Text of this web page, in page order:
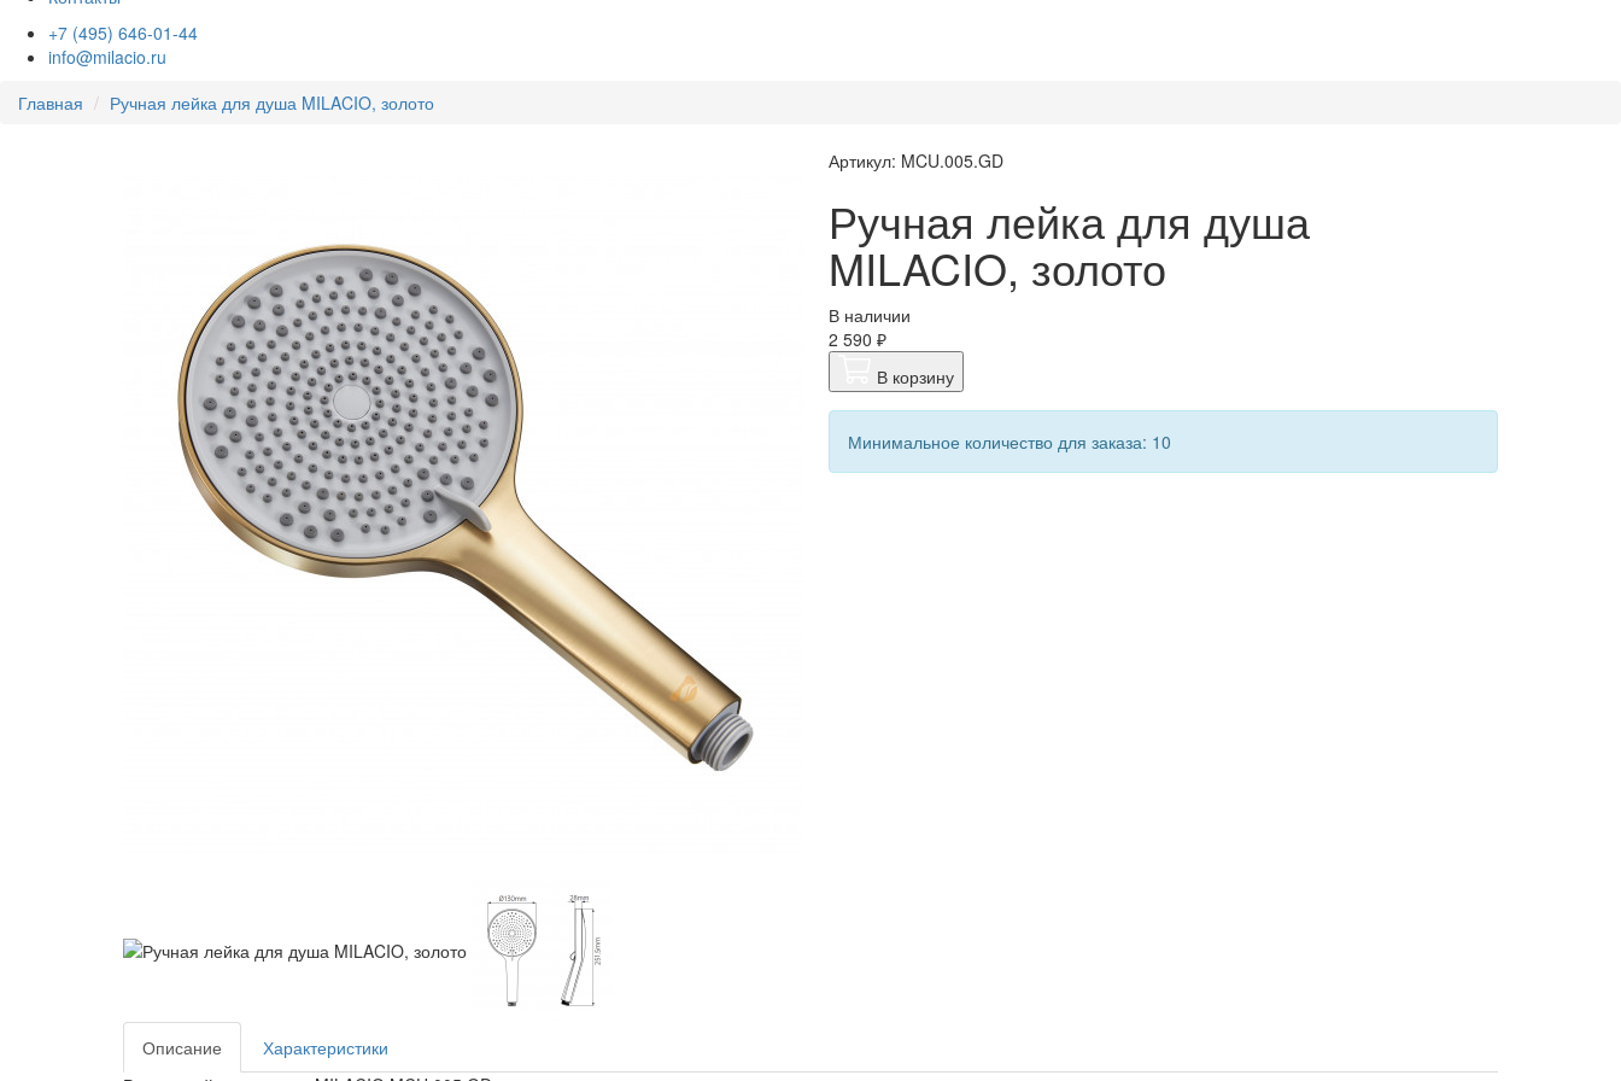
+7 (495) 646-01-44
info@milacio.ru
Главная
Ручная лейка для душа MILACIO, золото
Артикул: MCU.005.GD
Ручная лейка для душа
MILACIO, золото
В наличии
2 590 ₽
В корзину
Минимальное количество для заказа: 10
Описание
Характеристики